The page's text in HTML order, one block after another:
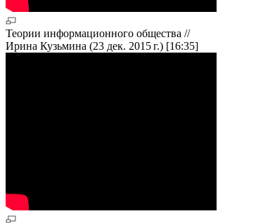
Теории информационного общества //
Ирина Кузьмина (23 дек. 2015 г.) [16:35]